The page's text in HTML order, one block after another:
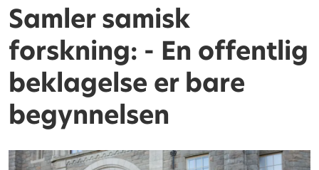
Samler samisk
forskning: - En offentlig
beklagelse er bare
begynnelsen